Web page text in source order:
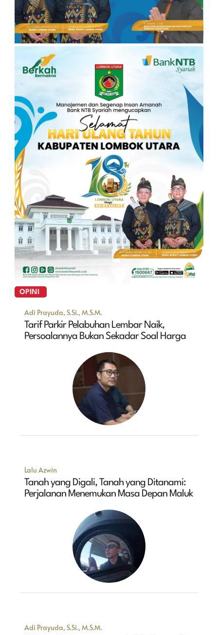
OPINI
Adi Prayuda, S.Si., M.S.M.
Tarif Parkir Pelabuhan Lembar Naik,
Persoalannya Bukan Sekadar Soal Harga
Lalu Azwin
Tanah yang Digali, Tanah yang Ditanami:
Perjalanan Menemukan Masa Depan Maluk
Adi Prayuda, S.Si., M.S.M.